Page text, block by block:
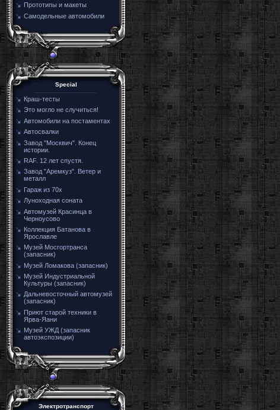
Прототипы и макеты
Самодельные автомобили
Special
Краш-тесты
Это могло не случиться!
Автомобили на постаментах
Автосвалки
Завод "Москвич". Конец
истории.
RAF. 12 лет спустя.
Завод "Аремкуз". Ветер и
металл
Гараж из 70х
Луноходная соната
Автомузей Красинца в
Черноусово
Коллекция Батанова в
Ярославле
Музей Мосгортранса
(запасник)
Музей Ломакова (запасник)
Музей Индустриальной
Культуры (запасник)
Дальневосточный автомузей
(запасник)
Приют старой техники в
Ярва-Яани
Музей УЖД (запасник
автоэкспозиции)
Электротранспорт